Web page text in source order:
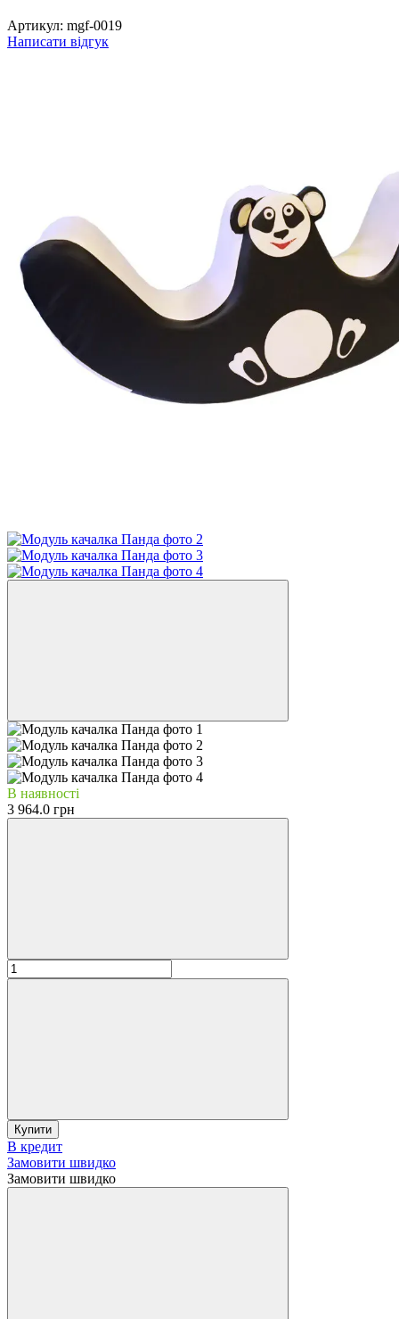
Артикул: mgf-0019
Написати відгук
В наявності
3 964.0 грн
Купити
В кредит
Замовити швидко
Замовити швидко